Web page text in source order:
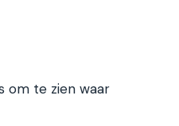
om te zien waar